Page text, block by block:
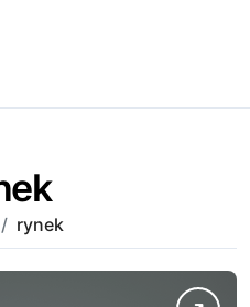
rynek